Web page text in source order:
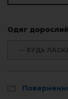
Одяг дорослий
--- БУДЬ